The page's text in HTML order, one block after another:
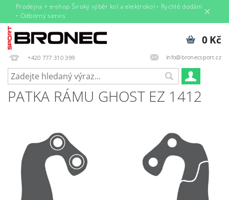
Prodejna + e‑shop Široký výběr kol a elektrokol • Rychlé dodání
• Odborný servis
+420 777 310 399 info@bronecsport.cz
0 Kč
PATKA RÁMU GHOST EZ 1412